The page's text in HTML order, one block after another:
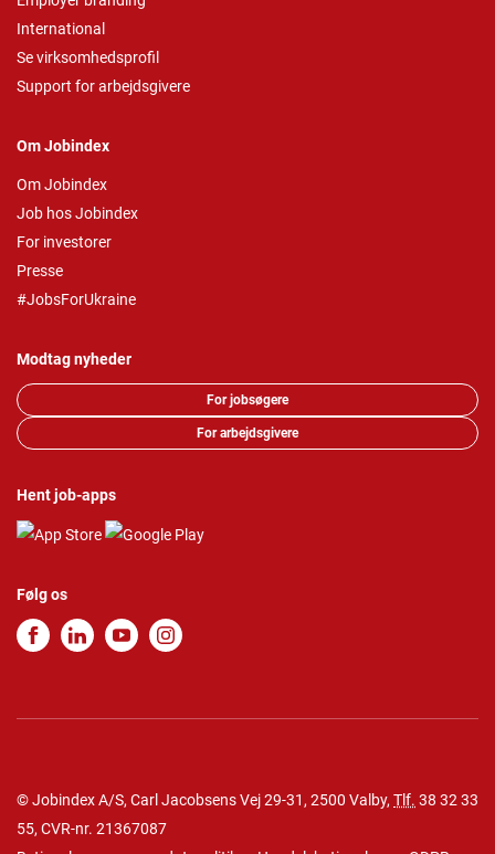
International
Se virksomhedsprofil
Support for arbejdsgivere
Om Jobindex
Om Jobindex
Job hos Jobindex
For investorer
Presse
#JobsForUkraine
Modtag nyheder
For jobsøgere
For arbejdsgivere
Hent job-apps
Følg os
© Jobindex A/S, Carl Jacobsens Vej 29-31, 2500 Valby, Tlf. 38 32 33
55, CVR-nr. 21367087